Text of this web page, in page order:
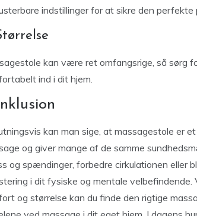
indstillinger for at sikre den perfekte
kan være ret omfangsrige, så sørg
ind i dit hjem.
kan man sige, at massagestole er
og giver mange af de samme
og spændinger, forbedre cirkulationen eller
i dit fysiske og mentale
og størrelse kan du finde den rigtige